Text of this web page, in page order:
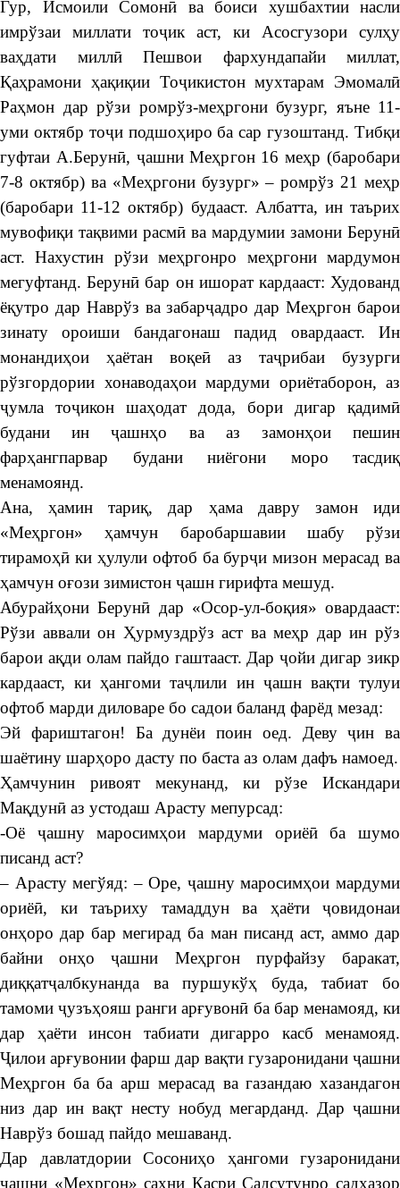
Гур, Исмоили Сомонӣ ва боиси хушбахтии насли
имрўзаи миллати тоҷик аст, ки Асосгузори сулҳу
ваҳдати миллӣ Пешвои фархундапайи миллат,
Қаҳрамони ҳақиқии Тоҷикистон мухтарам Эмомалӣ
Раҳмон дар рўзи ромрўз-меҳргони бузург, яъне 11-
уми октябр тоҷи подшоҳиро ба сар гузоштанд. Тибқи
гуфтаи А.Берунӣ, ҷашни Меҳргон 16 меҳр (баробари
7-8 октябр) ва «Меҳргони бузург» – ромрўз 21 меҳр
(баробари 11-12 октябр) будааст. Албатта, ин таърих
мувофиқи тақвими расмӣ ва мардумии замони Берунӣ
аст. Нахустин рўзи меҳргонро меҳргони мардумон
мегуфтанд. Берунӣ бар он ишорат кардааст: Худованд
ёқутро дар Наврўз ва забарҷадро дар Меҳргон барои
зинату ороиши бандагонаш падид овардааст. Ин
монандиҳои ҳаётан воқеӣ аз таҷрибаи бузурги
рўзгордории хонаводаҳои мардуми ориётаборон, аз
ҷумла тоҷикон шаҳодат дода, бори дигар қадимӣ
будани ин ҷашнҳо ва аз замонҳои пешин
фарҳангпарвар будани ниёгони моро тасдиқ
менамоянд.
Ана, ҳамин тариқ, дар ҳама давру замон иди
«Меҳргон» ҳамчун баробаршавии шабу рўзи
тирамоҳӣ ки ҳулули офтоб ба бурҷи мизон мерасад ва
ҳамчун оғози зимистон ҷашн гирифта мешуд.
Абурайҳони Берунӣ дар «Осор-ул-боқия» овардааст:
Рўзи аввали он Ҳурмуздрўз аст ва меҳр дар ин рўз
барои ақди олам пайдо гаштааст. Дар ҷойи дигар зикр
кардааст, ки ҳангоми таҷлили ин ҷашн вақти тулуи
офтоб марди диловаре бо садои баланд фарёд мезад:
Эй фариштагон! Ба дунёи поин оед. Деву ҷин ва
шаётину шарҳоро дасту по баста аз олам дафъ намоед.
Ҳамчунин ривоят мекунанд, ки рўзе Искандари
Мақдунӣ аз устодаш Арасту мепурсад:
-Оё ҷашну маросимҳои мардуми ориёӣ ба шумо
писанд аст?
– Арасту мегўяд: – Оре, ҷашну маросимҳои мардуми
ориёӣ, ки таъриху тамаддун ва ҳаёти ҷовидонаи
онҳоро дар бар мегирад ба ман писанд аст, аммо дар
байни онҳо ҷашни Меҳргон пурфайзу баракат,
диққатҷалбкунанда ва пуршукўҳ буда, табиат бо
тамоми ҷузъҳояш ранги арғувонӣ ба бар менамояд, ки
дар ҳаёти инсон табиати дигарро касб менамояд.
Ҷилои арғувонии фарш дар вақти гузаронидани ҷашни
Меҳргон ба ба арш мерасад ва газандаю хазандагон
низ дар ин вақт несту нобуд мегарданд. Дар ҷашни
Наврўз бошад пайдо мешаванд.
Дар давлатдории Сосониҳо ҳангоми гузаронидани
ҷашни «Меҳргон» саҳни Қасри Садсутунро садҳазор